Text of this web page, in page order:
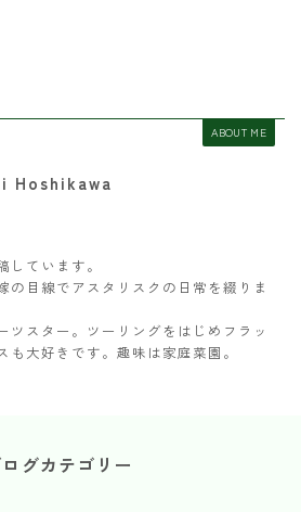
ABOUT ME
Hoshikawa
ています。
の目線でアスタリスクの日常を綴りま
ツスター。ツーリングをはじめフラッ
も大好きです。趣味は家庭菜園。
グカテゴリー